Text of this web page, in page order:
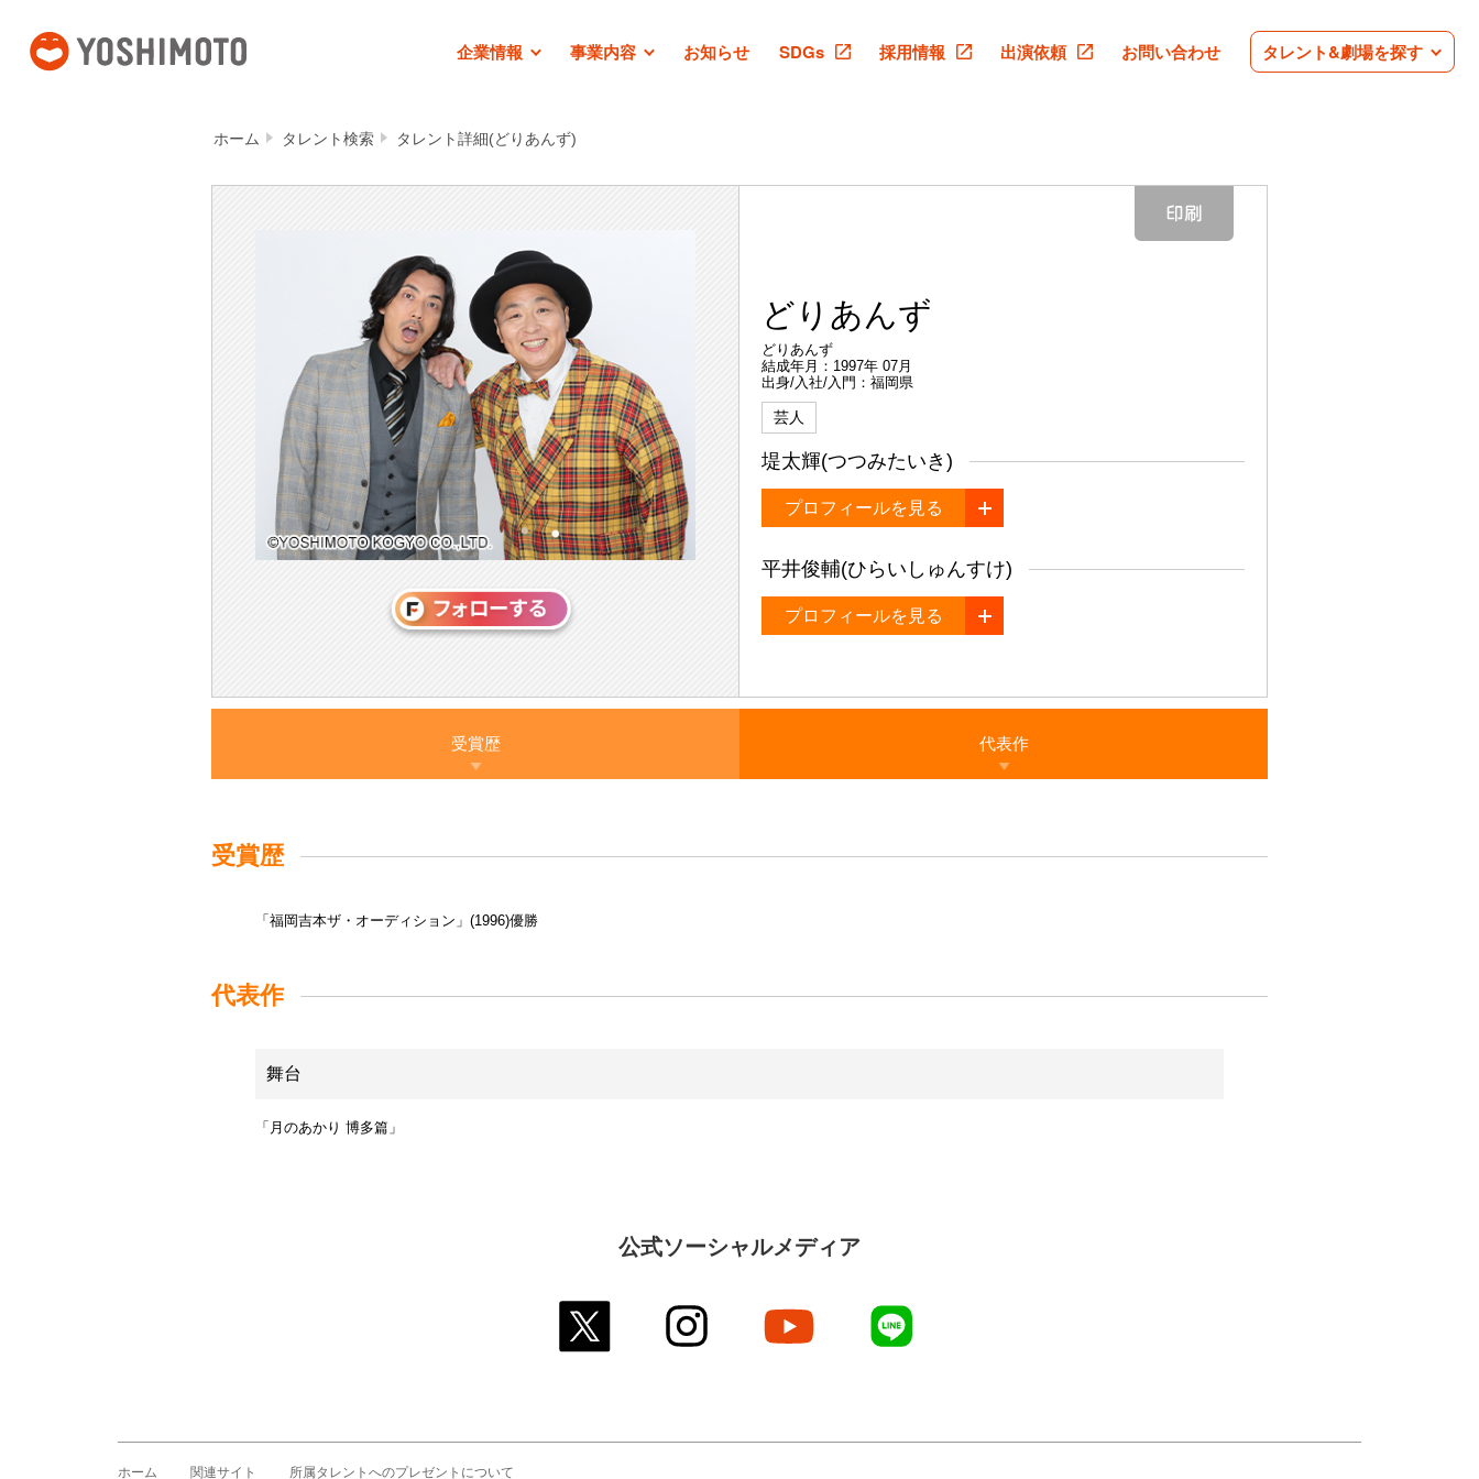
企業情報 事業内容 お知らせ SDGs 採用情報 出演依頼 お問い合わせ タレント&劇場を探す
ホーム タレント検索 タレント詳細(どりあんず)
どりあんず
どりあんず
結成年月：1997年 07月
出身/入社/入門：福岡県
芸人
堤太輝(つつみたいき)
プロフィールを見る
平井俊輔(ひらいしゅんすけ)
プロフィールを見る
受賞歴 代表作
受賞歴
「福岡吉本ザ・オーディション」(1996)優勝
代表作
舞台
「月のあかり 博多篇」
公式ソーシャルメディア
instagram youtube
ホーム 関連サイト 所属タレントへのプレゼントについて